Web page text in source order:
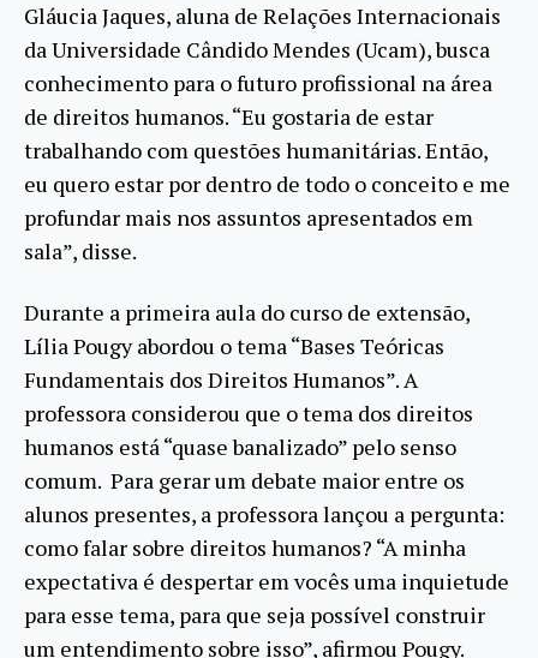
Gláucia Jaques, aluna de Relações Internacionais
da Universidade Cândido Mendes (Ucam), busca
conhecimento para o futuro profissional na área
de direitos humanos. “Eu gostaria de estar
trabalhando com questões humanitárias. Então,
eu quero estar por dentro de todo o conceito e me
profundar mais nos assuntos apresentados em
sala”, disse.
Durante a primeira aula do curso de extensão,
Lília Pougy abordou o tema “Bases Teóricas
Fundamentais dos Direitos Humanos”. A
professora considerou que o tema dos direitos
humanos está “quase banalizado” pelo senso
comum. Para gerar um debate maior entre os
alunos presentes, a professora lançou a pergunta:
como falar sobre direitos humanos? “A minha
expectativa é despertar em vocês uma inquietude
para esse tema, para que seja possível construir
um entendimento sobre isso”, afirmou Pougy.